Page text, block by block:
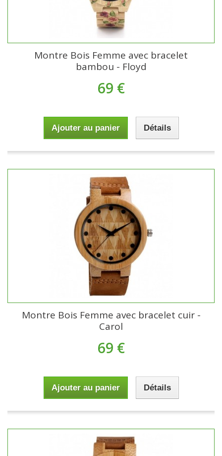
Montre Bois Femme avec bracelet
bambou - Floyd
69 €
Ajouter au panier Détails
Montre Bois Femme avec bracelet cuir -
Carol
69 €
Ajouter au panier Détails